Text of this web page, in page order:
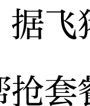
猪
抢套